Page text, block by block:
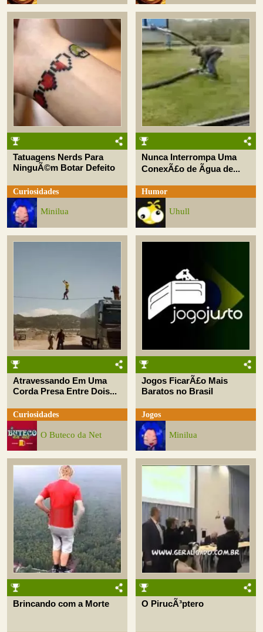
Tatuagens Nerds Para
NinguÃ©m Botar Defeito
Curiosidades
Minilua
Nunca Interrompa Uma
ConexÃ£o de Ãgua de...
Humor
Uhull
Atravessando Em Uma
Corda Presa Entre Dois...
Curiosidades
O Buteco da Net
Jogos FicarÃ£o Mais
Baratos no Brasil
Jogos
Minilua
Brincando com a Morte O PirucÃ³ptero